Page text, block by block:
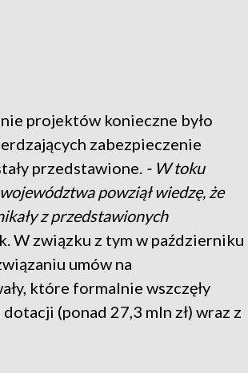
projektów konieczne było
zabezpieczenie
przedstawione. - W toku
powziął wiedzę, że
z przedstawionych
W związku z tym w październiku
umów na
które formalnie wszczęły
(ponad 27,3 mln zł) wraz z